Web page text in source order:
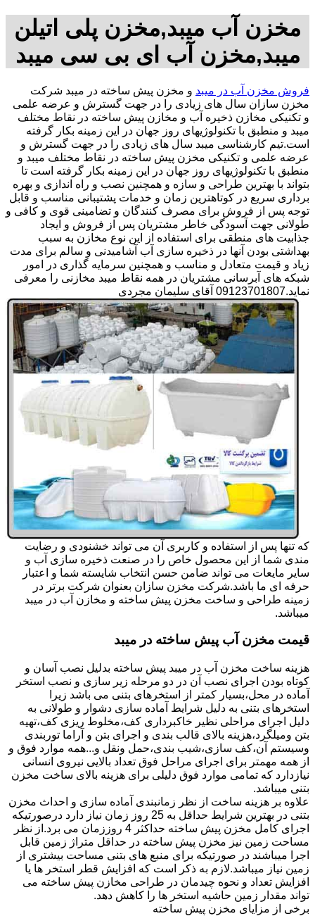
مخزن آب میبد,مخزن پلی اتیلن
میبد,مخزن آب ای بی سی میبد
فروش مخزن آب در میبد و مخزن پیش ساخته در میبد شرکت
مخزن سازان سال های زیادی را در جهت گسترش و عرضه علمی
و تکنیکی مخازن ذخیره آب و مخازن پیش ساخته در نقاط مختلف
میبد و منطبق با تکنولوژیهای روز جهان در این زمینه بکار گرفته
است.تیم کارشناسی میبد سال های زیادی را در جهت گسترش و
عرضه علمی و تکنیکی مخزن پیش ساخته در نقاط مختلف میبد و
منطبق با تکنولوژیهای روز جهان در این زمینه بکار گرفته است تا
بتواند با بهترین طراحی و سازه و همچنین نصب و راه اندازی و بهره
برداری سریع در کوتاهترین زمان و خدمات پشتیبانی مناسب و قابل
توجه پس از فروش برای مصرف کنندگان و تضامینی قوی و کافی و
طولانی جهت آسودگی خاطر مشتریان پس از فروش و ایجاد
جذابیت های منطقی برای استفاده از این نوع مخازن به سبب
بهداشتی بودن آنها در ذخیره سازی آب آشامیدنی و سالم برای مدت
زیاد و قیمت متعادل و مناسب و همچنین سرمایه گذاری در امور
شبکه های آبرسانی مشتریان در همه نقاط میبد مخازنی را معرفی
نماید.09123701807 آقای سلیمان مجردی
که تنها پس از استفاده و کاربری آن می تواند خشنودی و رضایت
مندی شما از این محصول خاص را در صنعت ذخیره سازی آب و
سایر مایعات می تواند ضامن حسن انتخاب شایسته شما و اعتبار
حرفه ای ما باشد.شرکت مخزن سازان بعنوان شرکت برتر در
زمینه طراحی و ساخت مخزن پیش ساخته و مخازن آب در میبد
میباشد.
قیمت مخزن آب پیش ساخته در میبد
هزینه ساخت مخزن آب در میبد پیش ساخته بدلیل نصب آسان و
کوتاه بودن اجرای نصب آن در دو مرحله زیر سازی و نصب استخر
آماده در محل،بسیار کمتر از استخرهای بتنی می باشد زیرا
استخرهای بتنی به دلیل شرایط آماده سازی دشوار و طولانی به
دلیل اجرای مراحلی نظیر خاکبرداری کف،مخلوط ریزی کف،تهیه
بتن ومیلگرد،هزینه بالای قالب بندی و اجرای بتن و آراما توربندی
وسیستم آن،کف سازی،شیب بندی،حمل ونقل و...همه موارد فوق و
از همه مهمتر برای اجرای مراحل فوق تعداد بالایی نیروی انسانی
نیازدارد که تمامی موارد فوق دلیلی برای هزینه بالای ساخت مخزن
بتنی میباشد.
علاوه بر هزینه ساخت از نظر زمانبندی آماده سازی و احداث مخزن
بتنی در بهترین شرایط حداقل به 25 روز زمان نیاز دارد درصورتیکه
اجرای کامل مخزن پیش ساخته حداکثر 4 روززمان می برد.از نظر
مساحت زمین نیز مخزن پیش ساخته در حداقل متراژ زمین قابل
اجرا میباشند در صورتیکه برای منبع های بتنی مساحت بیشتری از
زمین نیاز میباشد.لازم به ذکر است که افزایش قطر استخر ها یا
افزایش تعداد و نحوه چیدمان در طراحی مخازن پیش ساخته می
تواند مقدار زمین حاشیه استخر ها را کاهش دهد.
برخی از مزایای مخزن پیش ساخته